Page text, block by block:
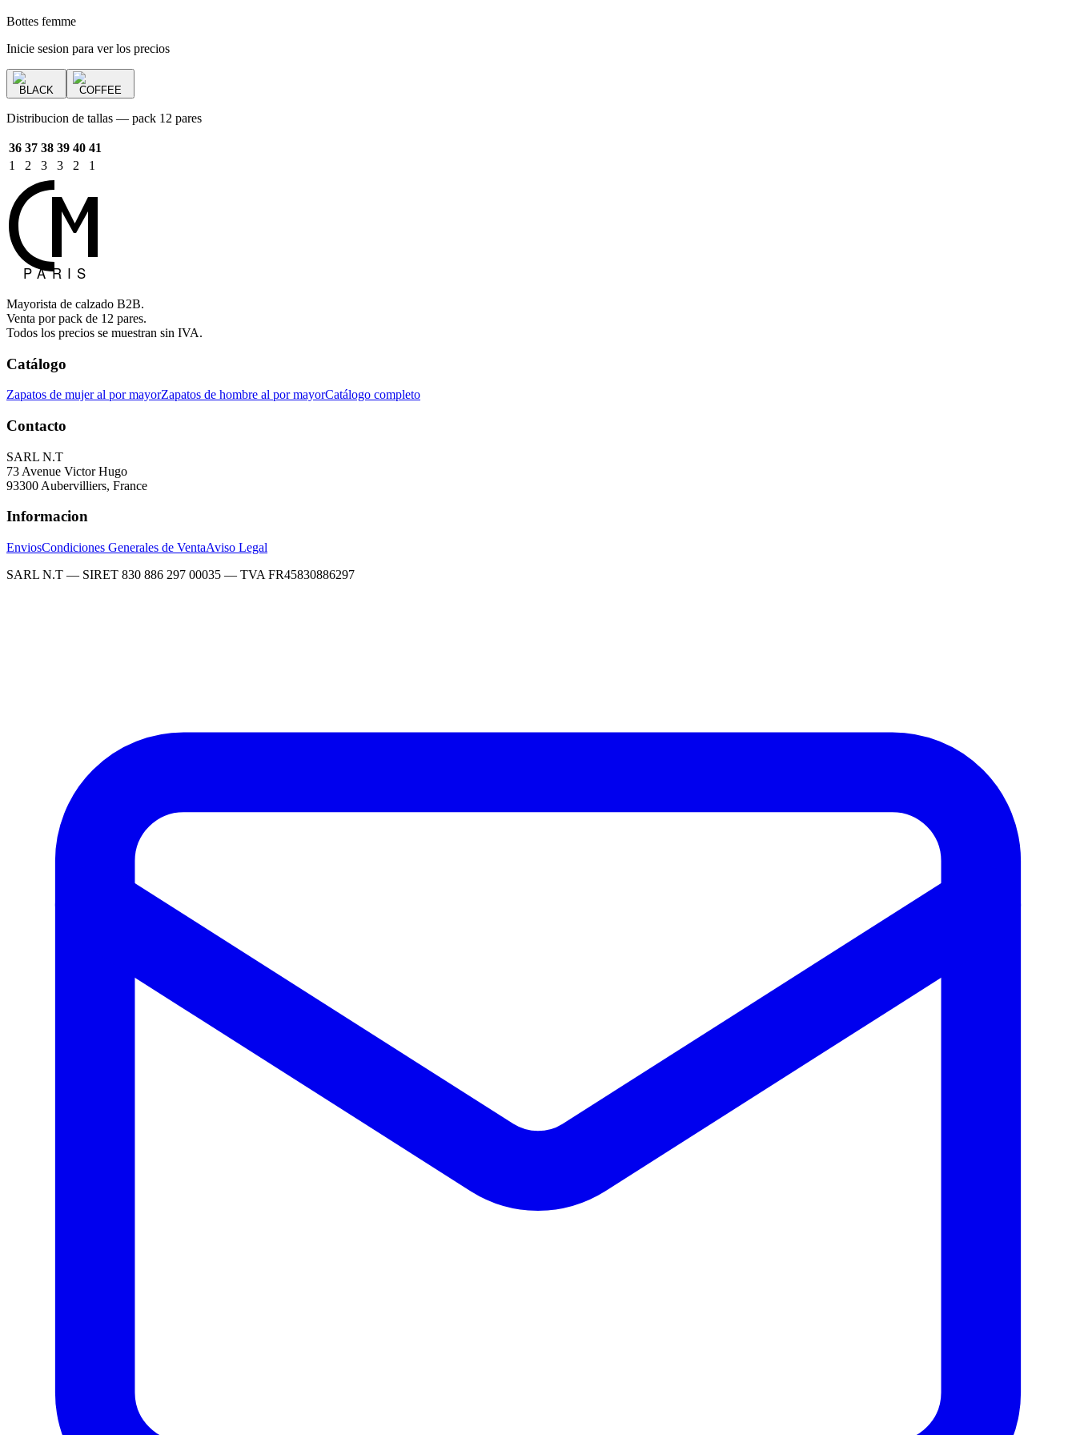
Bottes femme
Inicie sesion para ver los precios
BLACK COFFEE
Distribucion de tallas — pack 12 pares
36 37 38 39 40 41
1
2 3 3 2 1
Mayorista de calzado B2B.
Venta por pack de 12 pares.
Todos los precios se muestran sin IVA.
Catálogo
Zapatos de mujer al por mayorZapatos de hombre al por mayorCatálogo completo
Contacto
SARL N.T
73 Avenue Victor Hugo
93300 Aubervilliers, France
Informacion
EnviosCondiciones Generales de VentaAviso Legal
SARL N.T — SIRET 830 886 297 00035 — TVA FR45830886297